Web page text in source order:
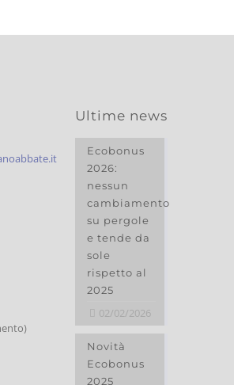
Ultime news
Ecobonus
2026:
nessun
cambiamento
su pergole
e tende da
sole
rispetto al
2025
02/02/2026
Novità
Ecobonus
2025